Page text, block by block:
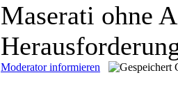
Maserati ohne
Moderator informieren